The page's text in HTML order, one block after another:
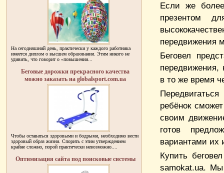
Если же
презентом
передвижения
Беговел
передвижения,
в то же время
ребёнок
своим
готов
вариантами их
Купить
samokat.ua.
На сегодняшний день, практически у каждого работника
имеется диплом о высшем образовании. Этим никого не
удивить, что говорит о «повышении...
Беговые дорожки прекрасного качества
можно заказать на globalsport.com.ua
Чтобы оставаться здоровыми и бодрыми, необходимо вести
здоровый образ жизни. Спорить с этим утверждением
крайне сложно, порой практически невозможно....
Оптимизация сайта под поисковые системы